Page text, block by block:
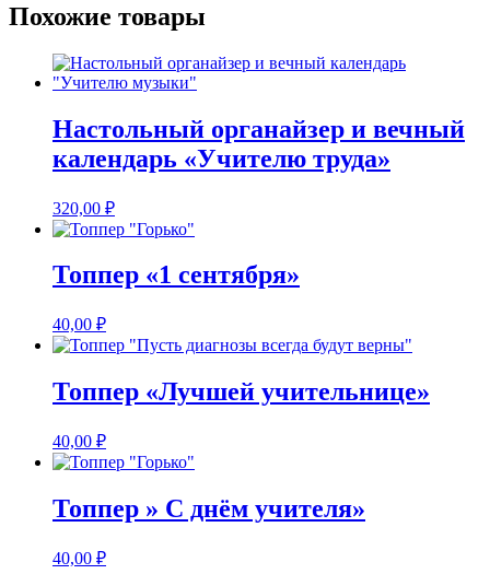
Похожие товары
Настольный органайзер и вечный
календарь «Учителю труда»
320,00 ₽
Топпер «1 сентября»
40,00 ₽
Топпер «Лучшей учительнице»
40,00 ₽
Топпер » С днём учителя»
40,00 ₽